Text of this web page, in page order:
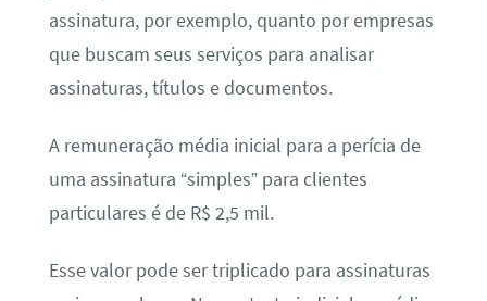
assinatura, por exemplo, quanto por empresas
que buscam seus serviços para analisar
assinaturas, títulos e documentos.
A remuneração média inicial para a perícia de
uma assinatura “simples” para clientes
particulares é de R$ 2,5 mil.
Esse valor pode ser triplicado para assinaturas